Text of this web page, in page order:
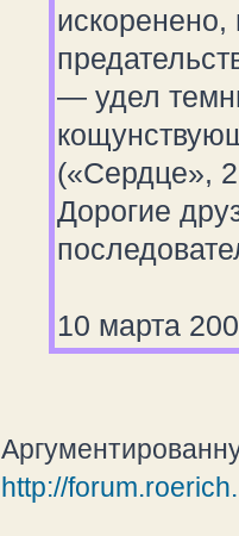
— удел
(«Сердце»,
Дорогие
10 марта
http://